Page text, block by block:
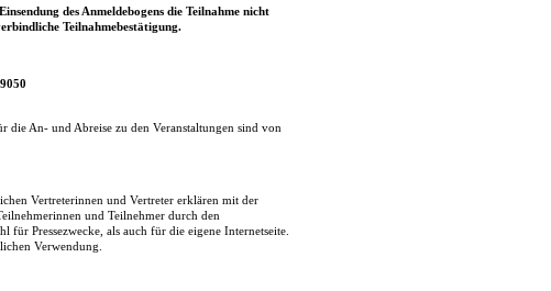
des Anmeldebogens die Teilnahme nicht
Teilnahmebestätigung.
An- und Abreise zu den Veranstaltungen sind von
Vertreterinnen und Vertreter erklären mit der
und Teilnehmer durch den
Pressezwecke, als auch für die eigene Internetseite.
Verwendung.